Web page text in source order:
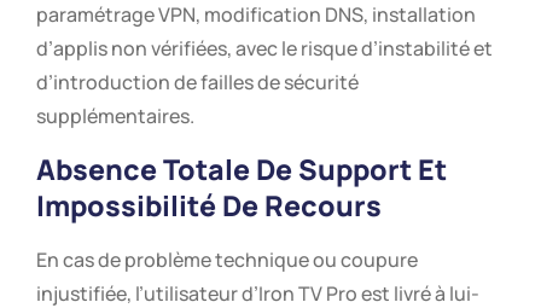
paramétrage VPN, modification DNS, installation
d’applis non vérifiées, avec le risque d’instabilité et
d’introduction de failles de sécurité
supplémentaires.
Absence Totale De Support Et
Impossibilité De Recours
En cas de problème technique ou coupure
injustifiée, l’utilisateur d’Iron TV Pro est livré à lui-